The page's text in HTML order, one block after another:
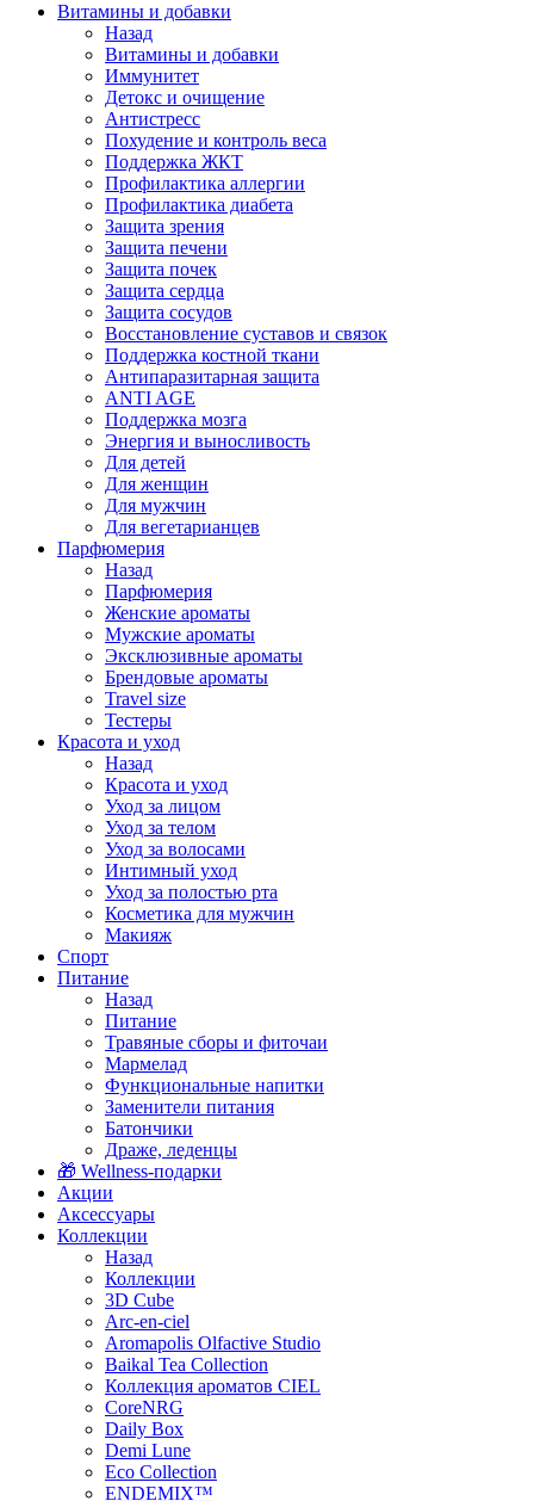
Витамины и добавки
Назад
Витамины и добавки
Иммунитет
Детокс и очищение
Антистресс
Похудение и контроль веса
Поддержка ЖКТ
Профилактика аллергии
Профилактика диабета
Защита зрения
Защита печени
Защита почек
Защита сердца
Защита сосудов
Восстановление суставов и связок
Поддержка костной ткани
Антипаразитарная защита
ANTI AGE
Поддержка мозга
Энергия и выносливость
Для детей
Для женщин
Для мужчин
Для вегетарианцев
Парфюмерия
Назад
Парфюмерия
Женские ароматы
Мужские ароматы
Эксклюзивные ароматы
Брендовые ароматы
Travel size
Тестеры
Красота и уход
Назад
Красота и уход
Уход за лицом
Уход за телом
Уход за волосами
Интимный уход
Уход за полостью рта
Косметика для мужчин
Макияж
Спорт
Питание
Назад
Питание
Травяные сборы и фиточаи
Мармелад
Функциональные напитки
Заменители питания
Батончики
Драже, леденцы
🎁 Wellness-подарки
Акции
Аксессуары
Коллекции
Назад
Коллекции
3D Cube
Arc-en-ciel
Aromapolis Olfactive Studio
Baikal Tea Collection
Коллекция ароматов CIEL
СoreNRG
Daily Box
Demi Lune
Eco Collection
ENDEMIX™